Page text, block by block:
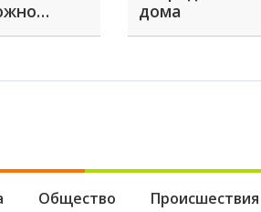
дома
Общество Происшествия